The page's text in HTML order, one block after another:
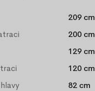
209 cm
200 cm
129 cm
120 cm
82 cm